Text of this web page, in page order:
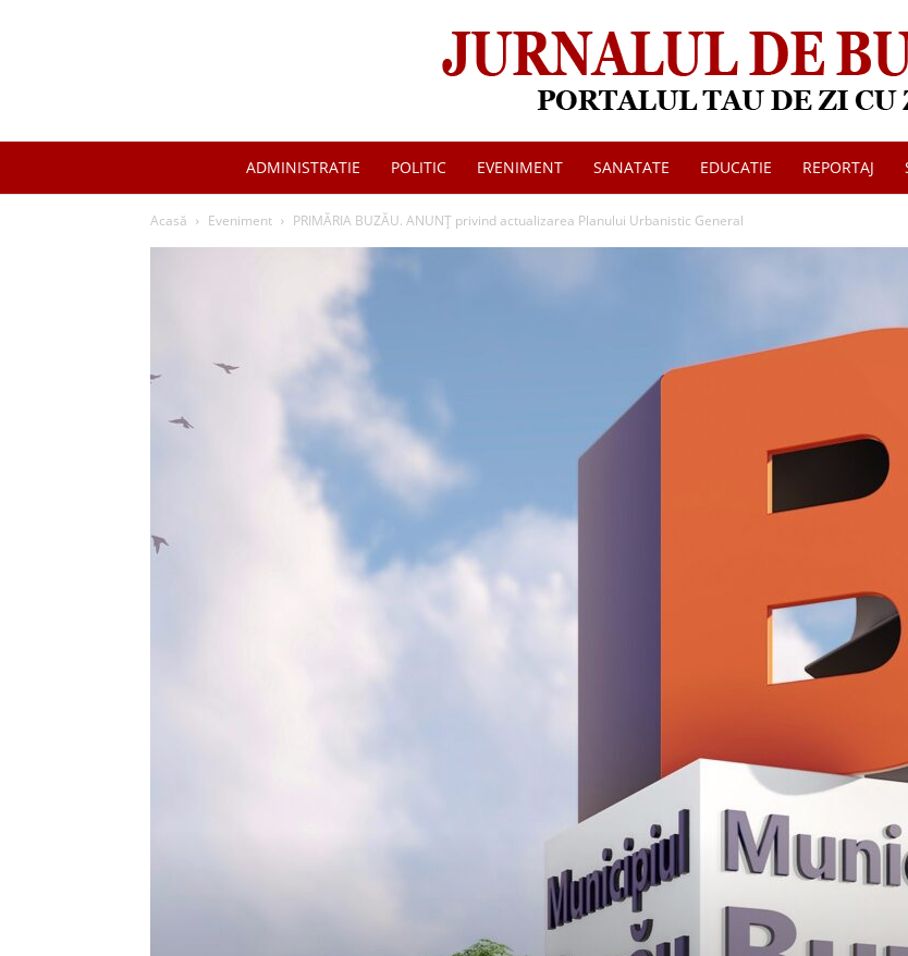
Jurnalul
ADMINISTRATIE POLITIC EVENIMENT SANATATE EDUCATIE REPORTAJ
Acasă Eveniment PRIMĂRIA BUZĂU. ANUNȚ privind actualizarea Planului Urbanistic General